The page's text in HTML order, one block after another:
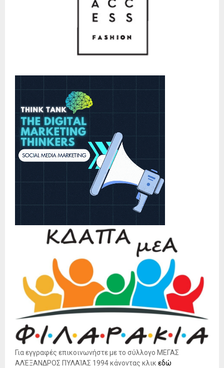
Για εγγραφές επικοινωνήστε με το σύλλογο ΜΕΓΑΣ
ΑΛΈΞΑΝΔΡΟΣ ΠΥΛΑΊΑΣ 1994 κάνοντας κλικ εδώ